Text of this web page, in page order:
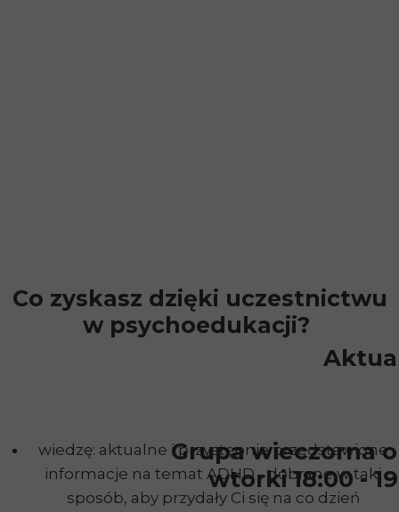
Grupa wieczorna
wtorki 18:00 -
Co zyskasz dzięki uczestnictwu
w psychoedukacji?
wiedzę: aktualne i przystępnie przedstawione
informacje na temat ADHD - dobrane w taki
sposób, aby przydały Ci się na co dzień